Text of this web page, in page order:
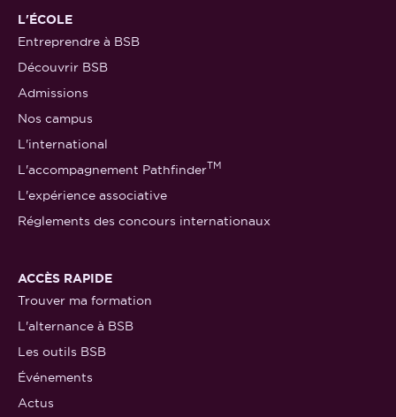
L'ÉCOLE
Entreprendre à BSB
Découvrir BSB
Admissions
Nos campus
L'international
L'accompagnement PathfinderTM
L'expérience associative
Réglements des concours internationaux
ACCÈS RAPIDE
Trouver ma formation
L'alternance à BSB
Les outils BSB
Événements
Actus